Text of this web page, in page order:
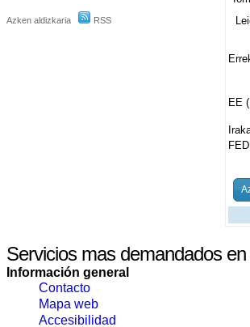
Azken aldizkaria RSS
EE
Servicios mas demandados
Información general
Contacto
Mapa web
Accesibilidad